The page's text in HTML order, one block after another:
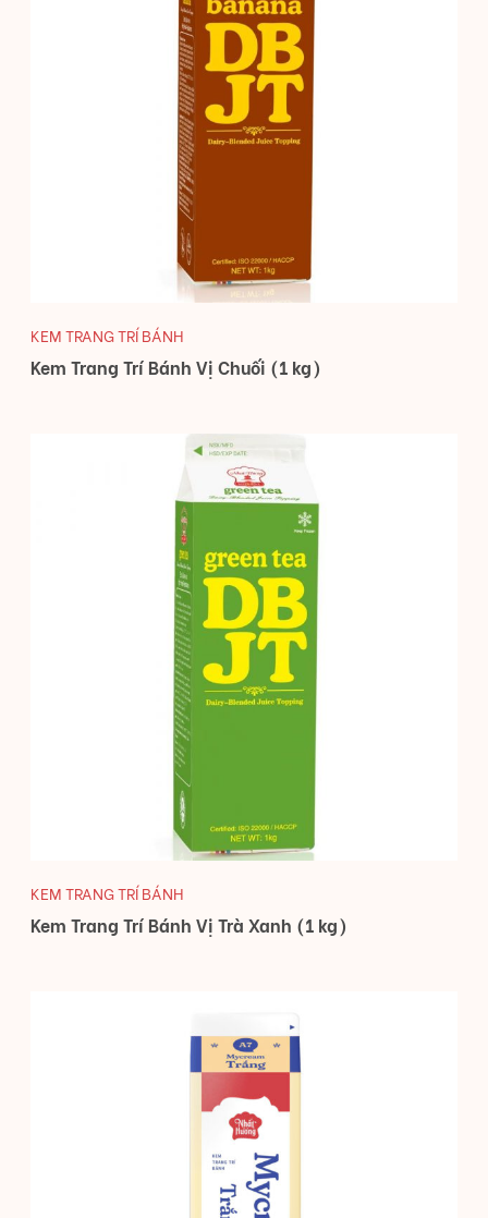
KEM TRANG TRÍ BÁNH
Kem Trang Trí Bánh Vị Chuối (1 kg)
KEM TRANG TRÍ BÁNH
Kem Trang Trí Bánh Vị Trà Xanh (1 kg)